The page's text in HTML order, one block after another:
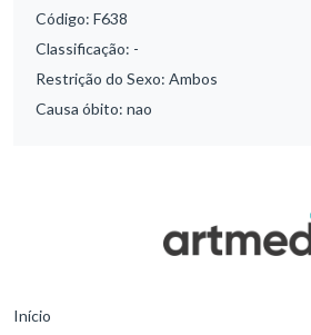
Código: F638
Classificação: -
Restrição do Sexo: Ambos
Causa óbito: nao
Início